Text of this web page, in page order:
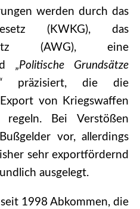
werden durch das
(KWKG), das
(AWG), eine
„Politische Grundsätze
präzisiert, die die
von Kriegswaffen
regeln. Bei Verstößen
vor, allerdings
sehr exportfördernd
ausgelegt.
1998 Abkommen, die